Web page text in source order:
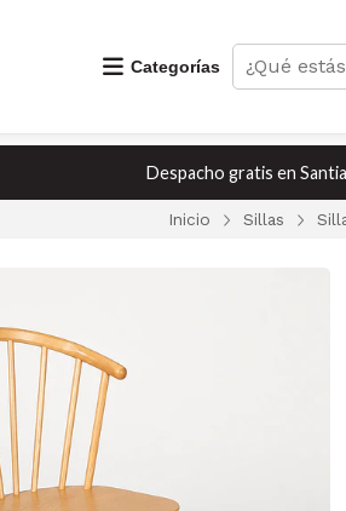
Categorías
Despacho gratis en
Inicio Sillas